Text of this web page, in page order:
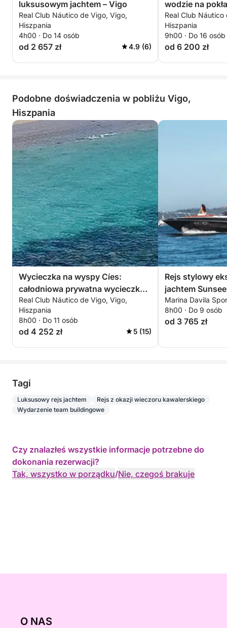
luksusowym jachtem – Vigo
Real Club Náutico de Vigo, Vigo,
Hiszpania
4h00 · Do 14 osób
od 2 657 zł 4.9 (6)
wodzie na
motorowej
Real Club
Hiszpania
9h00 · Do 16 osób
od 6 200 zł
Podobne doświadczenia w pobliżu Vigo,
Hiszpania
Wycieczka na wyspy Cíes:
całodniowa prywatna wycieczka
łodzią
Real Club Náutico de Vigo, Vigo,
Hiszpania
8h00 · Do 11 osób
od 4 252 zł 5 (15)
Rejs stylowy
jachtem
Marina Davila
8h00 · Do 9 osób
od 3 765 zł
Tagi
Luksusowy rejs jachtem
Rejs z okazji wieczoru kawalerskiego
Wydarzenie team buildingowe
Czy znalazłeś wszystkie informacje potrzebne do
dokonania rezerwacji?
Tak, wszystko w porządku/Nie, czegoś brakuje
O NAS